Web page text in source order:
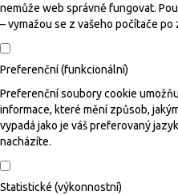
nemůže web správně fungovat.
– vymažou se z vašeho počítače
Preferenční (funkcionální)
Preferenční soubory cookie
informace, které mění způsob,
vypadá jako je váš preferovaný
nacházíte.
Statistické (výkonnostní)